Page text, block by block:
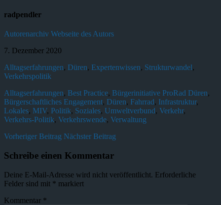
radpendler
Autorenarchiv Webseite des Autors
7. Dezember 2020
Alltagserfahrungen, Düren, Expertenwissen, Strukturwandel,
Verkehrspolitik
Alltagserfahrungen, Best Practice, Bürgerinitiative ProRad Düren,
Bürgerschaftliches Engagement, Düren, Fahrrad, Infrastruktur,
Lokales, MIV, Politik, Soziales, Umweltverbund, Verkehr,
Verkehrs-Politik, Verkehrswende, Verwaltung
Vorheriger Beitrag Nächster Beitrag
Schreibe einen Kommentar
Deine E-Mail-Adresse wird nicht veröffentlicht. Erforderliche
Felder sind mit * markiert
Kommentar *